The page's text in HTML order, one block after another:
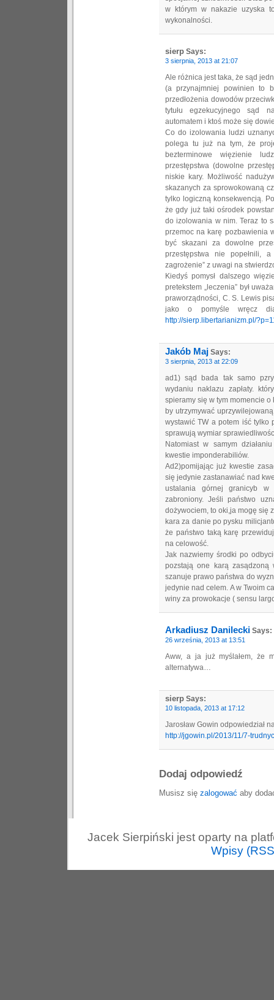
w którym w nakazie uzyska
wykonalności.
sierp Says:
3 sierpnia, 2013 at 21:07
Ale różnica jest taka, że sąd
(a przynajmniej powinien to
przedłożenia dowodów
tytułu egzekucyjnego sąd
automatem i ktoś może się
Co do izolowania ludzi
polega tu już na tym, że
bezterminowe więzienie
przestępstwa (dowolne
niskie kary. Możliwość
skazanych za sprowokowaną
tylko logiczną konsekwencją.
że gdy już taki ośrodek
do izolowania w nim. Teraz to
przemoc na karę pozbawienia
być skazani za dowolne
przestępstwa nie popełnili,
zagrożenie” z uwagi na
Kiedyś pomysł dalszego
pretekstem „leczenia” był
praworządności, C. S. Lewis
jako o pomyśle wręcz
http://sierp.libertarianizm.pl/
Jakób Maj Says:
3 sierpnia, 2013 at 22:09
ad1) sąd bada tak samo
wydaniu naklazu zapłaty.
spieramy się w tym momencie
by utrzymywać
wystawić TW a potem iść
sprawują wymiar
Natomiast w samym
kwestie imponderabiliów.
Ad2)pomijając już kwestie
się jedynie zastanawiać nad
ustalania górnej granicyb w
zabroniony. Jeśli państwo
dożywociem, to oki,ja mogę się
kara za danie po pysku
że państwo taką karę
na celowość.
Jak nazwiemy środki po
pozstają one karą
szanuje prawo państwa do
jedynie nad celem. A w Twoim
winy za prowokacje ( sensu
Arkadiusz Danilecki Says:
26 września, 2013 at 13:51
Aww, a ja już myślałem, że
alternatywa…
sierp Says:
10 listopada, 2013 at 17:12
Jarosław Gowin odpowiedział
http://jgowin.pl/2013/11/7-
Dodaj odpowiedź
Musisz się zalogować aby
Jacek Sierpiński jest oparty na
Wpisy